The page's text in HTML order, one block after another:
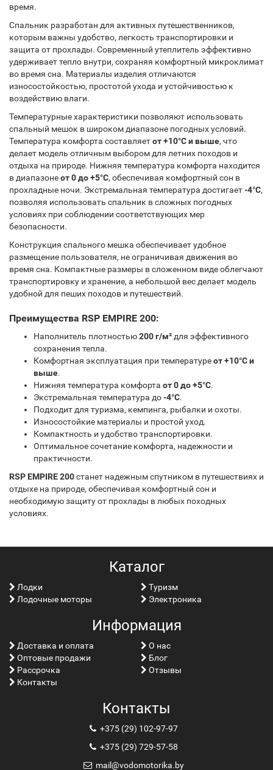
время.
Спальник разработан для активных путешественников,
которым важны удобство, легкость транспортировки и
защита от прохлады. Современный утеплитель эффективно
удерживает тепло внутри, сохраняя комфортный микроклимат
во время сна. Материалы изделия отличаются
износостойкостью, простотой ухода и устойчивостью к
воздействию влаги.
Температурные характеристики позволяют использовать
спальный мешок в широком диапазоне погодных условий.
Температура комфорта составляетот +10°C и выше, что
делает модель отличным выбором для летних походов и
отдыха на природе. Нижняя температура комфорта находится
в диапазонеот 0 до +5°C, обеспечивая комфортный сон в
прохладные ночи. Экстремальная температура достигает-4°C,
позволяя использовать спальник в сложных погодных
условиях при соблюдении соответствующих мер
безопасности.
Конструкция спального мешка обеспечивает удобное
размещение пользователя, не ограничивая движения во
время сна. Компактные размеры в сложенном виде облегчают
транспортировку и хранение, а небольшой вес делает модель
удобной для пеших походов и путешествий.
Преимущества RSP EMPIRE 200:
Наполнитель плотностью200 г/м² для эффективного
сохранения тепла.
Комфортная эксплуатация при температуреот +10°C и
выше.
Нижняя температура комфорта от 0 до +5°C.
Экстремальная температура до-4°C.
Подходит для туризма, кемпинга, рыбалки и охоты.
Износостойкие материалы и простой уход.
Компактность и удобство транспортировки.
Оптимальное сочетание комфорта, надежности и
практичности.
RSP EMPIRE 200станет надежным спутником в путешествиях и
отдыхе на природе, обеспечивая комфортный сон и
необходимую защиту от прохлады в любых походных
условиях.
Каталог
Лoдки
Лодочные моторы
Туризм
Электроника
Информация
Доставка и оплата
Оптовые продажи
Рассрочка
Контакты
О нас
Блог
Отзывы
Контакты
+375 (29) 102-97-97
+375 (29) 729-57-58
mail@vodomotorika.by